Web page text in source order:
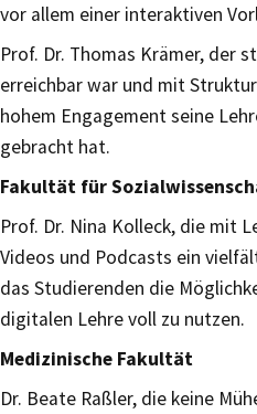
vor allem einer interaktiven
Prof. Dr. Thomas Krämer, der
erreichbar war und mit
hohem Engagement seine
gebracht hat.
Fakultät für
Prof. Dr. Nina Kolleck, die mit
Videos und Podcasts ein
das Studierenden die
digitalen Lehre voll zu nutzen.
Medizinische Fakultät
Dr. Beate Raßler, die keine